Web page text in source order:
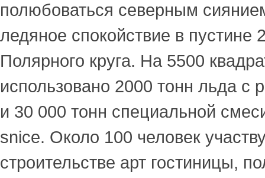
полюбоваться северным
ледяное спокойствие в пустине
Полярного круга. На 5500
использовано 2000 тонн льда с
и 30 000 тонн специальной
snice. Около 100 человек
строительстве арт гостиницы,